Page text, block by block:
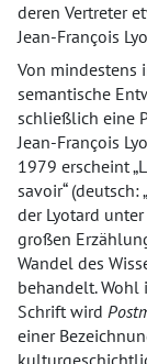
deren Vertreter
Jean-François
Von mindestens
semantische
schließlich eine
Jean-François
1979 erscheint
savoir (deutsch:
der Lyotard
großen
Wandel des
behandelt. Wohl
Schrift wird
einer